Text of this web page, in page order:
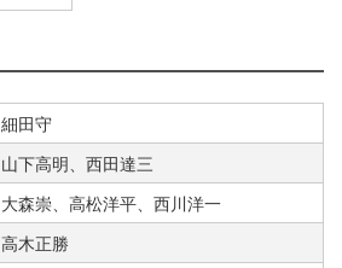
細田守
山下高明、西田達三
大森崇、高松洋平、西川洋一
高木正勝